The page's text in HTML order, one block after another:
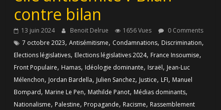
contre bilan
13 juin 2024 Benoit Delrue 1656 Vues
0 Comments
7 octobre 2023,Antisémitisme, Condamnations, Discrimination,
Elections législatives, Elections législatives 2024, France Insoumise,
Front Populaire, Hamas, Idéologie dominante, Israël, Jean-Luc
Mélenchon, Jordan Bardella, Julien Sanchez, Justice, LFI, Manuel
Bompard, Marine Le Pen, Mathilde Panot, Médias dominants,
Nationalisme, Palestine, Propagande, Racisme, Rassemblement